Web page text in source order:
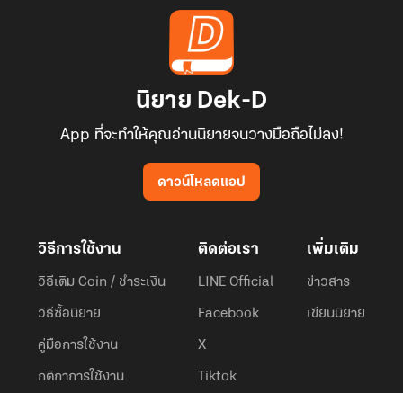
นิยาย Dek-D
App ที่จะทำให้คุณอ่านนิยายจนวางมือถือไม่ลง!
ดาวน์โหลดแอป
วิธีการใช้งาน
วิธีเติม Coin / ชำระเงิน
วิธีซื้อนิยาย
คู่มือการใช้งาน
กติกาการใช้งาน
ติดต่อเรา
LINE Official
Facebook
X
Tiktok
เพิ่มเติม
ข่าวสาร
เขียนนิยาย